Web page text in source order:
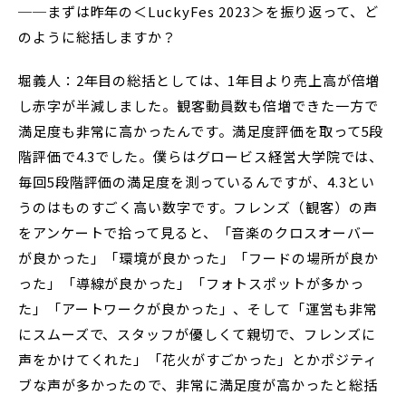
──まずは昨年の＜LuckyFes 2023＞を振り返って、ど
のように総括しますか？
堀義人：2年目の総括としては、1年目より売上高が倍増
し赤字が半減しました。観客動員数も倍増できた一方で
満足度も非常に高かったんです。満足度評価を取って5段
階評価で4.3でした。僕らはグロービス経営大学院では、
毎回5段階評価の満足度を測っているんですが、4.3とい
うのはものすごく高い数字です。フレンズ（観客）の声
をアンケートで拾って見ると、「音楽のクロスオーバー
が良かった」「環境が良かった」「フードの場所が良か
った」「導線が良かった」「フォトスポットが多かっ
た」「アートワークが良かった」、そして「運営も非常
にスムーズで、スタッフが優しくて親切で、フレンズに
声をかけてくれた」「花火がすごかった」とかポジティ
ブな声が多かったので、非常に満足度が高かったと総括